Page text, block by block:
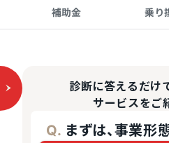
補助金 乗り
診断に答えるだけ
サービスをご
Q. まずは、事業形